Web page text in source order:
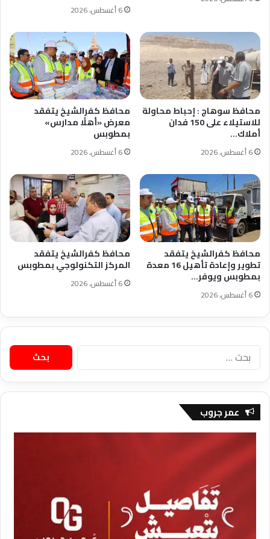
6 أغسطس، 2026
محافظ سوهاج : إحباط محاولة
للاستيلاء على 150 فدان
أملاك…
6 أغسطس، 2026
محافظ كفرالشيخ يتفقد
معرض «أهلًا مدارس»
بمطوبس
6 أغسطس، 2026
محافظ كفرالشيخ يتفقد
تطوير وإعادة تأهيل 16 معدة
بمطوبس ويوفر…
6 أغسطس، 2026
محافظ كفرالشيخ يتفقد
المركز التكنولوجي بمطوبس
6 أغسطس، 2026
البحث
عن:
عمر جروب